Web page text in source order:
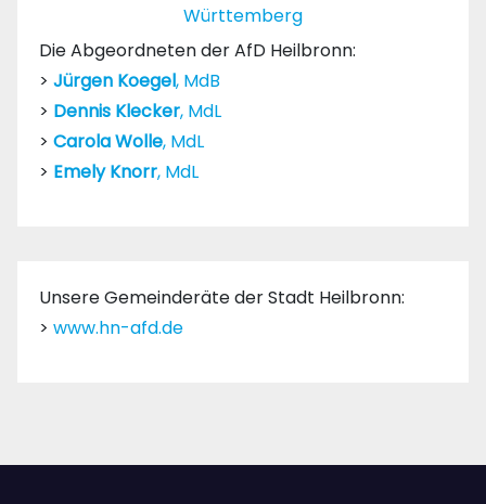
Die Abgeordneten der AfD Heilbronn:
> Jürgen Koegel, MdB
> Dennis Klecker, MdL
> Carola Wolle, MdL
> Emely Knorr, MdL
Unsere Gemeinderäte der Stadt Heilbronn:
> www.hn-afd.de